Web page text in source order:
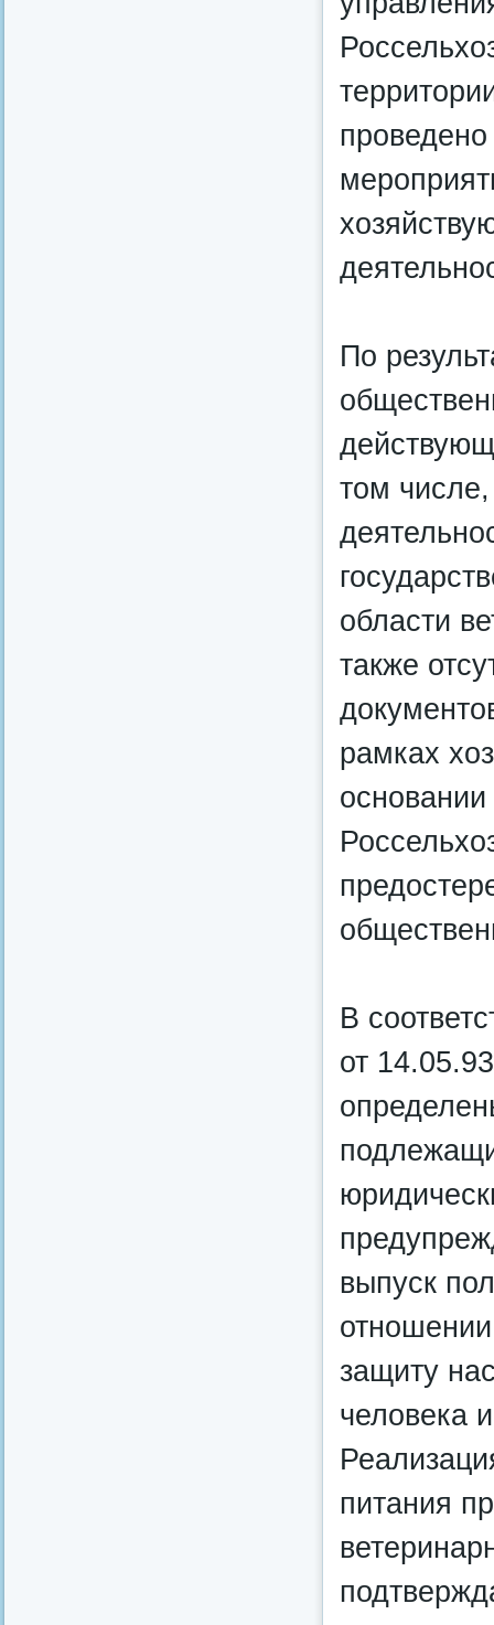
По
том
области
также
рамках
В
от
выпуск
защиту
человека
питания